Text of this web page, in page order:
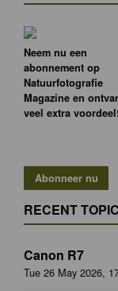
Neem nu een
abonnement op
Natuurfotografie
Magazine en
veel extra voordeel!
RECENT
Canon R7
Tue 26 May 2026,